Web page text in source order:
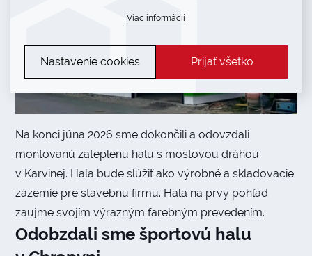
Viac informácií
Nastavenie cookies Prijať všetko
Na konci júna 2026 sme dokončili a odovzdali
montovanú zateplenú halu s mostovou dráhou
v Karvinej. Hala bude slúžiť ako výrobné a skladovacie
zázemie pre stavebnú firmu. Hala na prvý pohľad
zaujme svojím výrazným farebným prevedením.
Odobzdali sme športovú halu